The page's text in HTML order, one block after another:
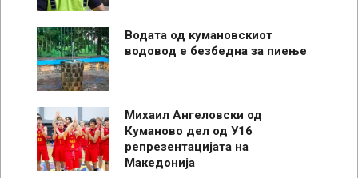
Водата од кумановскиот
водовод е безбедна за пиење
Михаил Ангеловски од
Куманово дел од У16
репрезентацијата на
Македонија